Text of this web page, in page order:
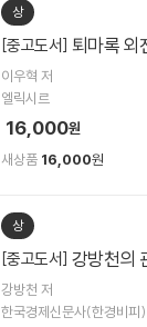
상
[중고도서] 퇴마록 외
이우혁 저
엘릭시르
16,000원
새상품 16,000원
상
[중고도서] 강방천의
강방천 저
한국경제신문사(한경비피)